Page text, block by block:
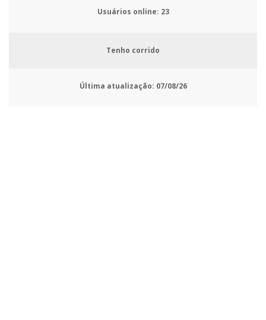
Usuários online: 25
Tenho corrido
Última atualização: 07/08/26